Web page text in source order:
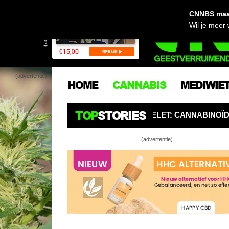
(advertentie)
(advertentie)
HOME CANNABIS
TOPSTORIES
BURGERS OPGELET: CANNABINOÏDEN ZIJN DE NIEUWE
(advertentie)
Vet! Deze
CNNBS
Wil je meer